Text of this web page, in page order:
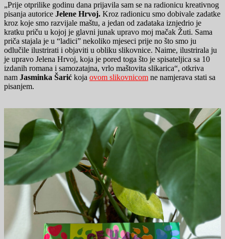
„Prije otprilike godinu dana prijavila sam se na radionicu kreativnog
pisanja autorice Jelene Hrvoj. Kroz radionicu smo dobivale zadatke
kroz koje smo razvijale maštu, a jedan od zadataka iznjedrio je
kratku priču u kojoj je glavni junak upravo moj mačak Žuti. Sama
priča stajala je u “ladici” nekoliko mjeseci prije no što smo ju
odlučile ilustrirati i objaviti u obliku slikovnice. Naime, ilustrirala ju
je upravo Jelena Hrvoj, koja je pored toga što je spisateljica sa 10
izdanih romana i samozatajna, vrlo maštovita slikarica“, otkriva
nam Jasminka Šarić koja ovom slikovnicom ne namjerava stati sa
pisanjem.